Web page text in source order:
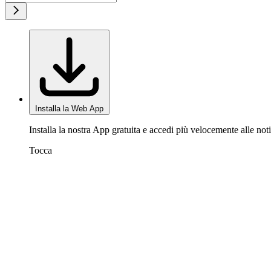
Installa la Web App
Installa la nostra App gratuita e accedi più velocemente alle
Tocca